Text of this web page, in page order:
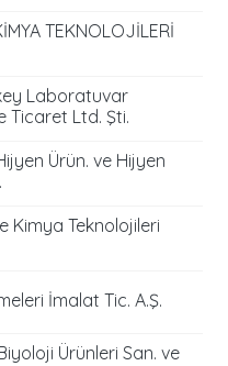
TEKNOLOJİLERİ
Laboratuvar
Ticaret Ltd. Şti.
Ürün. ve Hijyen
Kimya Teknolojileri
İmalat Tic. A.Ş.
Ürünleri San. ve